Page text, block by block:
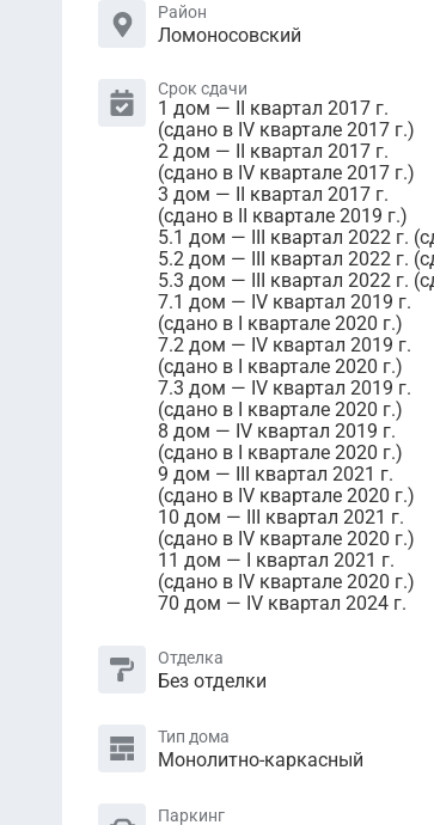
Район
Ломоносовский
Срок сдачи
1 дом — II квартал 2017 г.
(сдано в IV квартале 2017 г.)
2 дом — II квартал 2017 г.
(сдано в IV квартале 2017 г.)
3 дом — II квартал 2017 г.
(сдано в II квартале 2019 г.)
5.1 дом — III квартал 2022 г.
5.2 дом — III квартал 2022 г.
5.3 дом — III квартал 2022 г.
7.1 дом — IV квартал 2019 г.
(сдано в I квартале 2020 г.)
7.2 дом — IV квартал 2019 г.
(сдано в I квартале 2020 г.)
7.3 дом — IV квартал 2019 г.
(сдано в I квартале 2020 г.)
8 дом — IV квартал 2019 г.
(сдано в I квартале 2020 г.)
9 дом — III квартал 2021 г.
(сдано в IV квартале 2020 г.)
10 дом — III квартал 2021 г.
(сдано в IV квартале 2020 г.)
11 дом — I квартал 2021 г.
(сдано в IV квартале 2020 г.)
70 дом — IV квартал 2024 г.
Отделка
Без отделки
Тип дома
Монолитно-каркасный
Паркинг